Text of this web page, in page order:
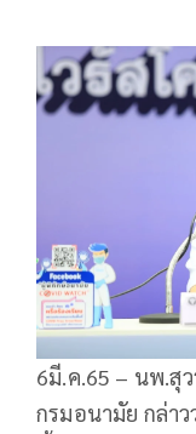
6มี.ค.65 – นพ.สุ
กรมอนามัย กล่า